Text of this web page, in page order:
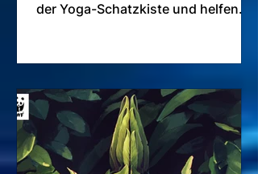
der Yoga-Schatzkiste und helfen